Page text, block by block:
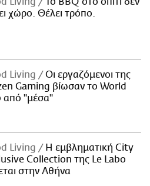
χώρο. Θέλει τρόπο.
Living
Οι εργαζόμενοι της
Gaming βίωσαν το World
από "μέσα"
Living
Η εμβληματική City
Collection της Le Labo
στην Αθήνα